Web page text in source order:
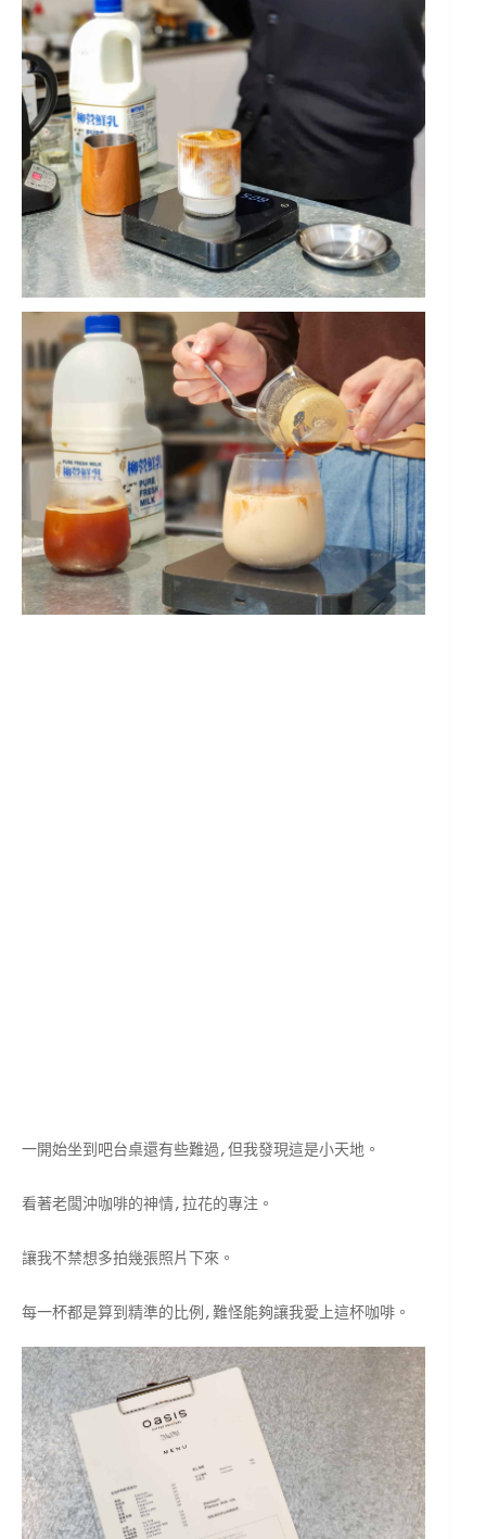
一開始坐到吧台桌還有些難過,但我發現這是小天地。
看著老闆沖咖啡的神情,拉花的專注。
讓我不禁想多拍幾張照片下來。
每一杯都是算到精準的比例,難怪能夠讓我愛上這杯咖啡。